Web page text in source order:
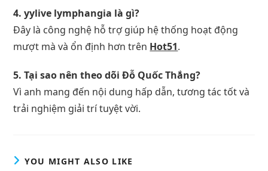
4. yylive lymphangia là gì?
Đây là công nghệ hỗ trợ giúp hệ thống hoạt động
mượt mà và ổn định hơn trên Hot51.
5. Tại sao nên theo dõi Đỗ Quốc Thắng?
Vì anh mang đến nội dung hấp dẫn, tương tác tốt và
trải nghiệm giải trí tuyệt vời.
YOU MIGHT ALSO LIKE